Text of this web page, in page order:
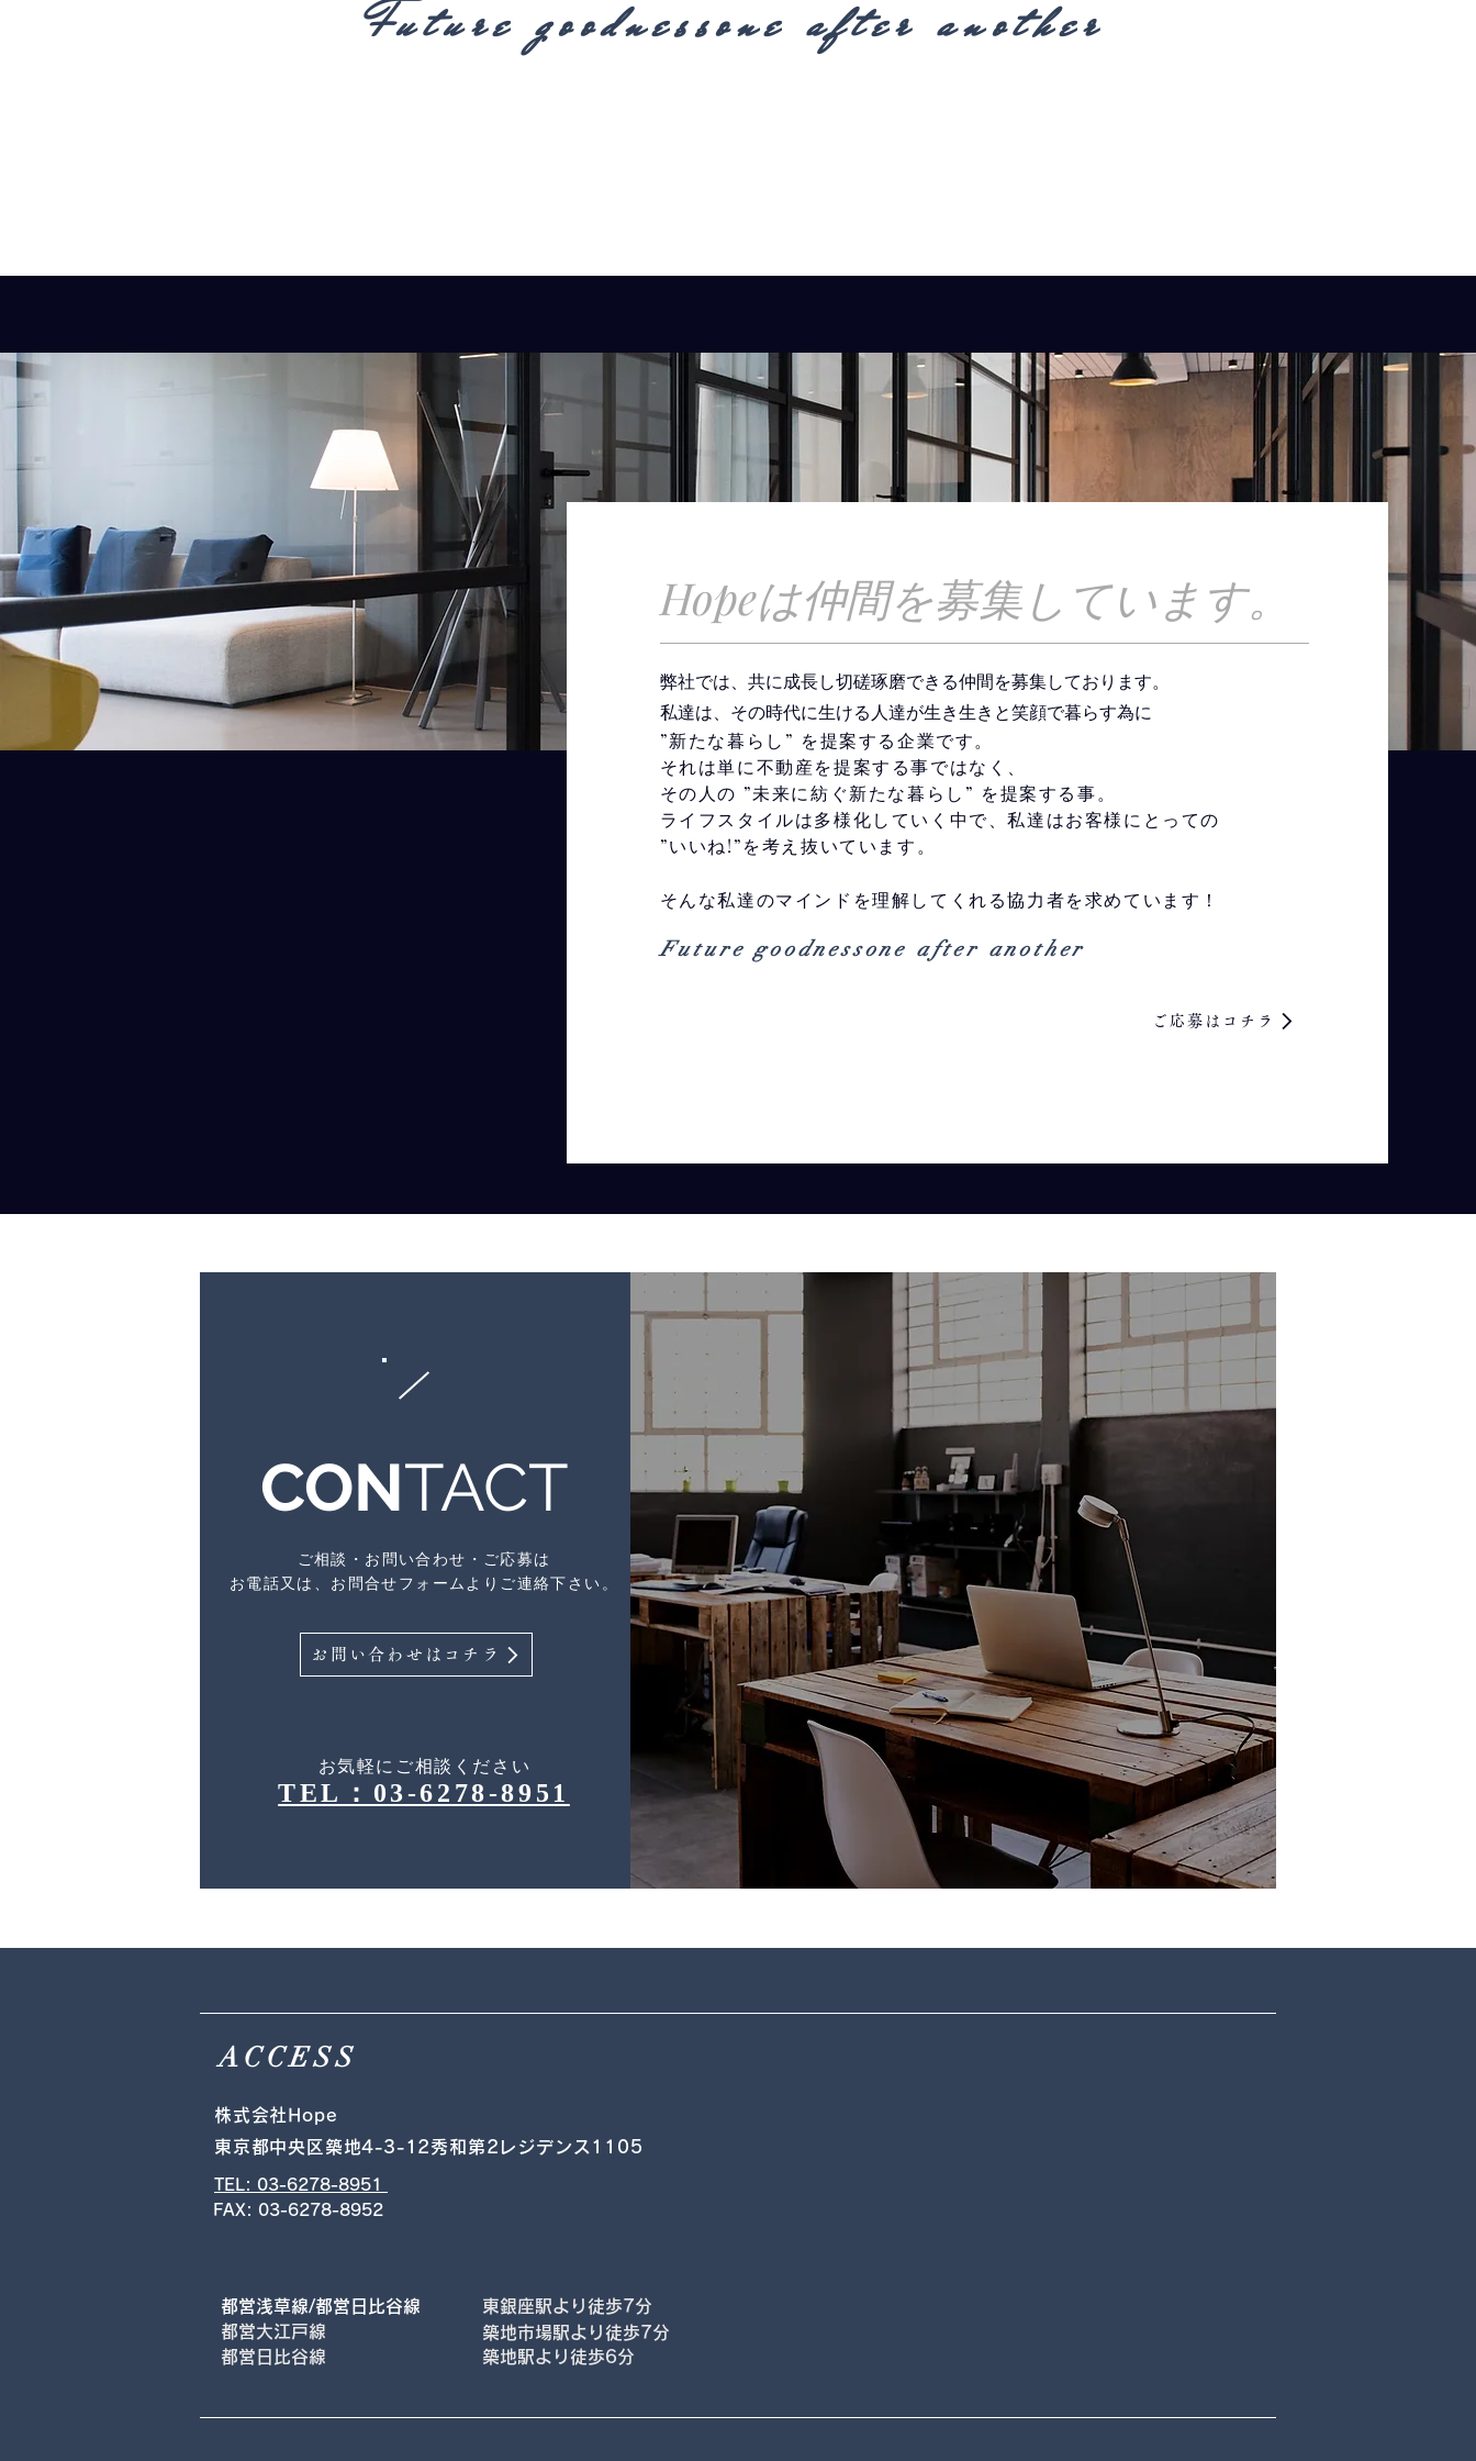
Future goodnessone after another
​Hopeは仲間を募集しています。
弊社では、共に成長し切磋琢磨できる仲間を募集しております。
私達は、その時代に生ける人達が生き生きと笑顔で暮らす為に
”新たな暮らし” を提案する企業です。
それは単に不動産を提案する事ではなく、
その人の ”未来に紡ぐ新たな暮らし” を提案する事。
ライフスタイルは多様化していく中で、私達はお客様にとっての
”いいね!”を考え抜いています。
そんな私達のマインドを理解してくれる協力者を求めています！
Future goodnessone after another
ご応募はコチラ
CONTACT
ご相談・お問い合わせ・ご応募は
お電話又は、お問合せフォームよりご連絡下さい。
お問い合わせはコチラ
TEL：03-6278-8951
お気軽にご相談ください
ACCESS
株式会社Hope
東京都中央区築地4-3-12秀和第2レジデンス1105
TEL: 03-6278-8951
FAX: 03-6278-8952
都営浅草線/都営日比谷線
都営大江戸線
都営日比谷線
東銀座駅より徒歩7分
築地市場駅より徒歩7分
築地駅より徒歩6分